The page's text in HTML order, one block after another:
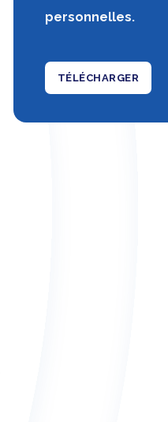
personnelles.
TÉLÉCHARGER